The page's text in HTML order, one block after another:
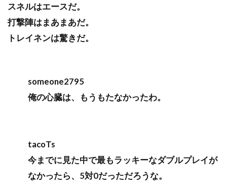
スネルはエースだ。
打撃陣はまあまあだ。
トレイネンは驚きだ。
someone2795
俺の心臓は、もうもたなかったわ。
tacoTs
今までに見た中で最もラッキーなダブルプレイが
なかったら、5対0だっただろうな。